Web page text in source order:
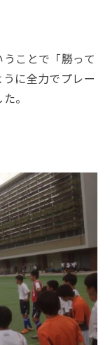
ことで「勝って
に全力でプレー
。